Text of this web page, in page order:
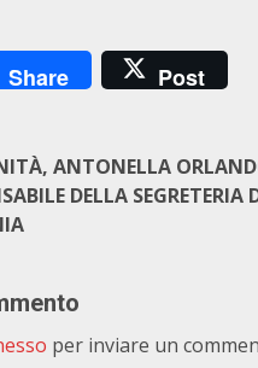
Share Post
ANTONELLA
DELLA SEGRETERIA
per inviare un